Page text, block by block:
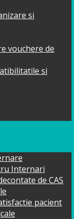
si
vouchere de
si
Internari
de CAS
pacient